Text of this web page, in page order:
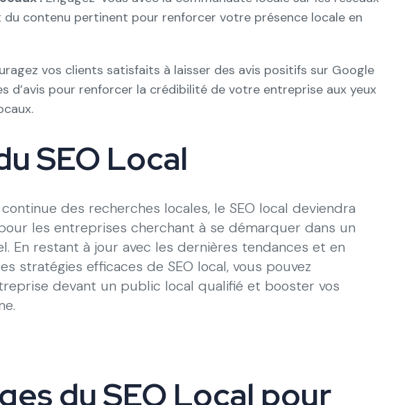
contenu pertinent pour renforcer votre présence locale en
vos clients satisfaits à laisser des avis positifs sur Google
d’avis pour renforcer la crédibilité de votre entreprise aux yeux
SEO Local
des recherches locales, le SEO local deviendra
les entreprises cherchant à se démarquer dans un
En restant à jour avec les dernières tendances et en
stratégies efficaces de SEO local, vous pouvez
devant un public local qualifié et booster vos
du SEO Local pour